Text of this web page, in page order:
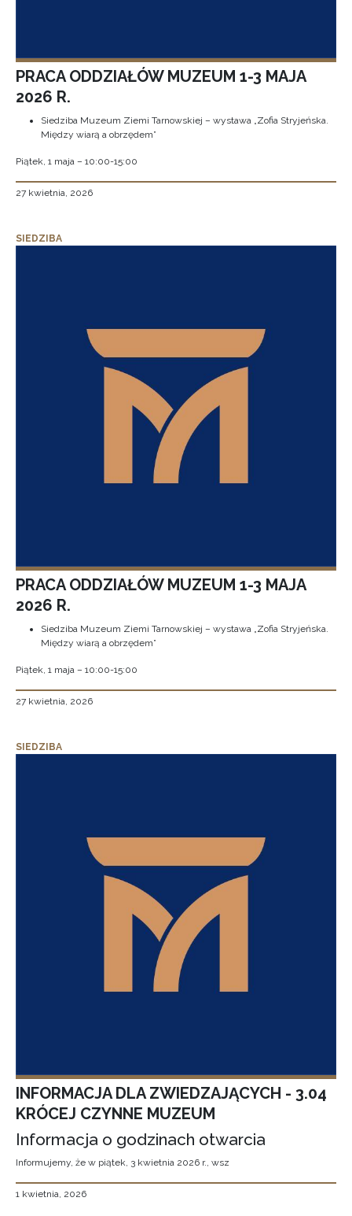
PRACA ODDZIAŁÓW MUZEUM 1-3 MAJA
2026 R.
Siedziba Muzeum Ziemi Tarnowskiej – wystawa „Zofia Stryjeńska.
Między wiarą a obrzędem”
Piątek, 1 maja – 10:00-15:00
27 kwietnia, 2026
SIEDZIBA
PRACA ODDZIAŁÓW MUZEUM 1-3 MAJA
2026 R.
Siedziba Muzeum Ziemi Tarnowskiej – wystawa „Zofia Stryjeńska.
Między wiarą a obrzędem”
Piątek, 1 maja – 10:00-15:00
27 kwietnia, 2026
SIEDZIBA
INFORMACJA DLA ZWIEDZAJĄCYCH - 3.04
KRÓCEJ CZYNNE MUZEUM
Informacja o godzinach otwarcia
Informujemy, że w piątek, 3 kwietnia 2026 r., wsz
1 kwietnia, 2026